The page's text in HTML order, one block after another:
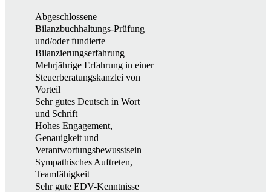
Abgeschlossene
Bilanzbuchhaltungs-Prüfung
und/oder fundierte
Bilanzierungserfahrung
Mehrjährige Erfahrung in einer
Steuerberatungskanzlei von
Vorteil
Sehr gutes Deutsch in Wort
und Schrift
Hohes Engagement,
Genauigkeit und
Verantwortungsbewusstsein
Sympathisches Auftreten,
Teamfähigkeit
Sehr gute EDV-Kenntnisse